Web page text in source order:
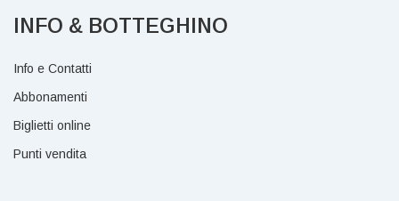
INFO & BOTTEGHINO
Info e Contatti
Abbonamenti
Biglietti online
Punti vendita